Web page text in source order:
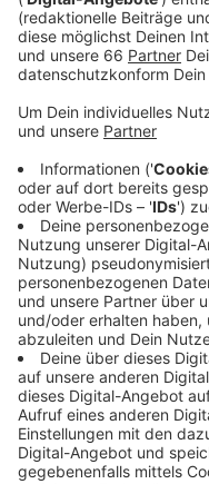
gegeben. Beide
Stadtbahnen von
war der Beschluss
Veröffentlicht:Freitag,
Anzeige
Die Rheinbahn lässt
Euro kosten. Für das
Stadtbahnen.
Ersatzteile dazu. Die
auf weitere Züge.
Jahre alten rot-
Rheinbahn attraktiver
mit WLAN
Bis wir sie auf der